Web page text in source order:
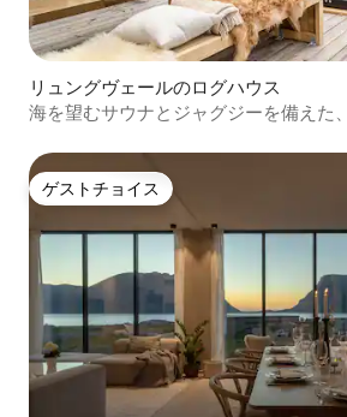
リュングヴェールのログハウス
海を望むサウナとジャグジーを備えた
ゲストチョイス
ゲストチョイス